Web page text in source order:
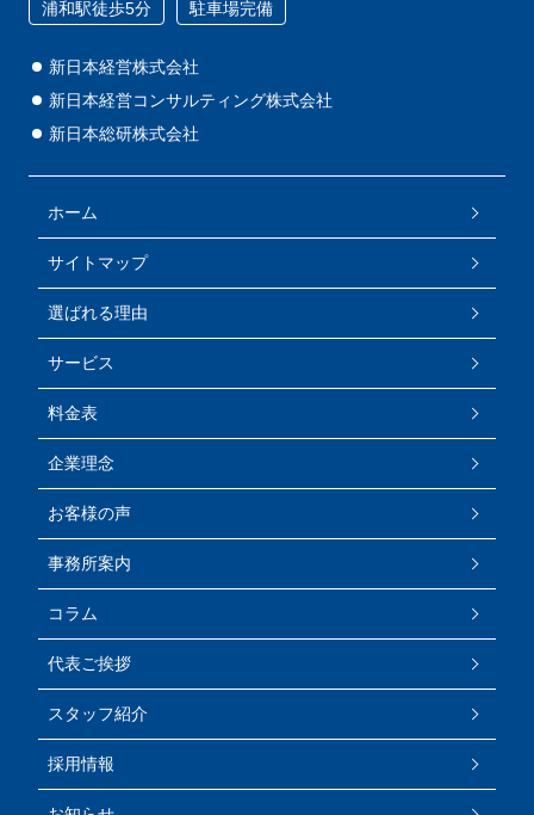
浦和駅徒歩5分 駐車場完備
新日本経営株式会社
新日本経営コンサルティング株式会社
新日本総研株式会社
ホーム
サイトマップ
選ばれる理由
サービス
料金表
企業理念
お客様の声
事務所案内
コラム
代表ご挨拶
スタッフ紹介
採用情報